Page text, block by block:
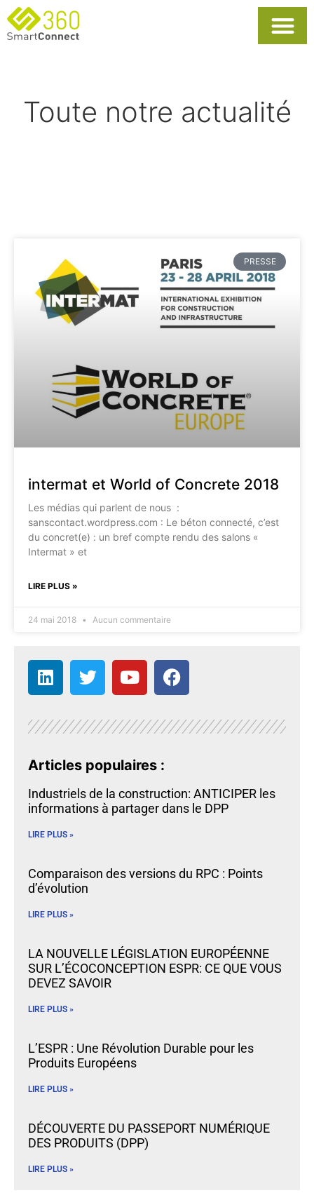
Toute notre actualité
PRESSE
intermat et World of Concrete 2018
Les médias qui parlent de nous :
sanscontact.wordpress.com : Le béton connecté, c’est
du concret(e) : un bref compte rendu des salons «
Intermat » et
LIRE PLUS »
24 mai 2018 Aucun commentaire
Articles populaires :
Industriels de la construction: ANTICIPER les
informations à partager dans le DPP
LIRE PLUS »
Comparaison des versions du RPC : Points
d’évolution
LIRE PLUS »
LA NOUVELLE LÉGISLATION EUROPÉENNE
SUR L’ÉCOCONCEPTION ESPR: CE QUE VOUS
DEVEZ SAVOIR
LIRE PLUS »
L’ESPR : Une Révolution Durable pour les
Produits Européens
LIRE PLUS »
DÉCOUVERTE DU PASSEPORT NUMÉRIQUE
DES PRODUITS (DPP)
LIRE PLUS »